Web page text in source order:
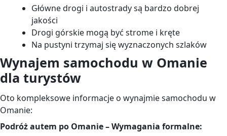
Główne drogi i autostrady są bardzo dobrej
jakości
Drogi górskie mogą być strome i kręte
Na pustyni trzymaj się wyznaczonych szlaków
Wynajem samochodu w Omanie
dla turystów
Oto kompleksowe informacje o wynajmie samochodu w
Omanie:
Podróż autem po Omanie – Wymagania formalne: